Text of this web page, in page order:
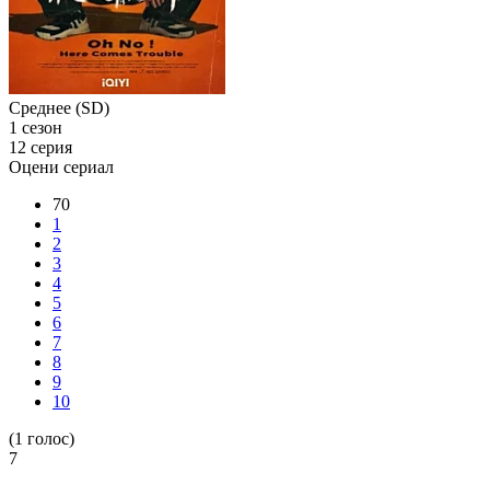
Среднее (SD)
1 сезон
12 серия
Оцени сериал
70
1
2
3
4
5
6
7
8
9
10
(1 голос)
7